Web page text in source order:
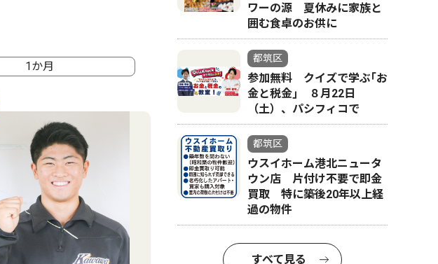
1か月
4
ワーの源 夏休みに家族と
囲む食卓のお供に
都筑区
参加無料 クイズで学ぶ｢お
金と税金｣ ８月22日
（土）、パシフィコで
都筑区
ウスイホーム港北ニュータ
ウン店 片付け不要で即金
買取 特に築後20年以上経
過の物件
すべて見る